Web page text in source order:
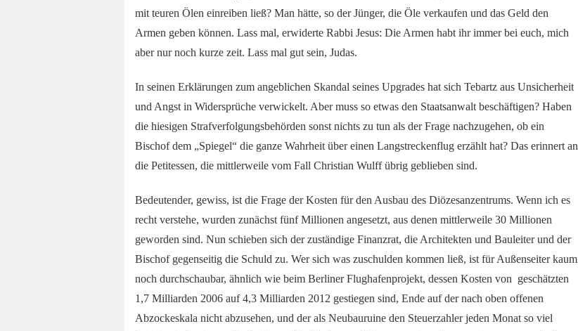
mit teuren Ölen einreiben ließ? Man hätte, so der Jünger, die Öle verkaufen und das Geld den
Armen geben können. Lass mal, erwiderte Rabbi Jesus: Die Armen habt ihr immer bei euch, mich
aber nur noch kurze zeit. Lass mal gut sein, Judas.
In seinen Erklärungen zum angeblichen Skandal seines Upgrades hat sich Tebartz aus Unsicherheit
und Angst in Widersprüche verwickelt. Aber muss so etwas den Staatsanwalt beschäftigen? Haben
die hiesigen Strafverfolgungsbehörden sonst nichts zu tun als der Frage nachzugehen, ob ein
Bischof dem „Spiegel“ die ganze Wahrheit über einen Langstreckenflug erzählt hat? Das erinnert an
die Petitessen, die mittlerweile vom Fall Christian Wulff übrig geblieben sind.
Bedeutender, gewiss, ist die Frage der Kosten für den Ausbau des Diözesanzentrums. Wenn ich es
recht verstehe, wurden zunächst fünf Millionen angesetzt, aus denen mittlerweile 30 Millionen
geworden sind. Nun schieben sich der zuständige Finanzrat, die Architekten und Bauleiter und der
Bischof gegenseitig die Schuld zu. Wer sich was zuschulden kommen ließ, ist für Außenseiter kaum
noch durchschaubar, ähnlich wie beim Berliner Flughafenprojekt, dessen Kosten von geschätzten
1,7 Milliarden 2006 auf 4,3 Milliarden 2012 gestiegen sind, Ende auf der nach oben offenen
Abzockeskala nicht abzusehen, und der als Neubauruine den Steuerzahler jeden Monat so viel